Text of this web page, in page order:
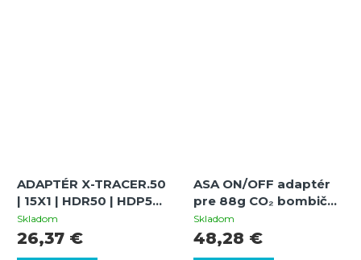
ADAPTÉR X-TRACER.50
| 15X1 | HDR50 | HDP50
| HDP50 COMPACT
Skladom
26,37 €
ASA ON/OFF adaptér
pre 88g CO₂ bombičky
s manometrom — pre
zbrane na osobnú
ochranu aj paintball
Skladom
48,28 €